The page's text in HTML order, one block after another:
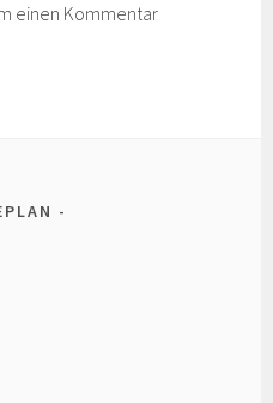
einen Kommentar